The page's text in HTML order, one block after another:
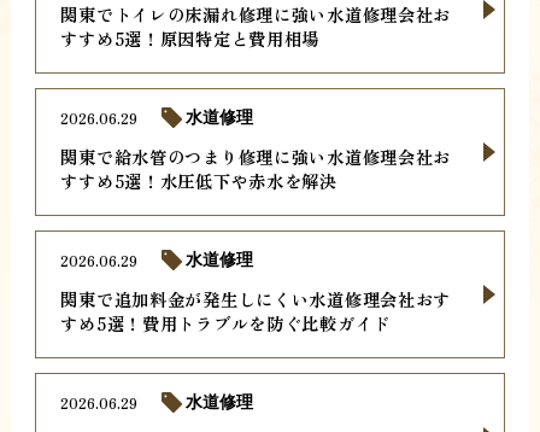
関東でトイレの床漏れ修理に強い水道修理会社お
すすめ5選！原因特定と費用相場
関東で給水管のつまり修理に強い水道修理会社お
すすめ5選！水圧低下や赤水を解決
2026.06.29 水道修理
関東で追加料金が発生しにくい水道修理会社おす
すめ5選！費用トラブルを防ぐ比較ガイド
2026.06.29 水道修理
2026.06.29 水道修理